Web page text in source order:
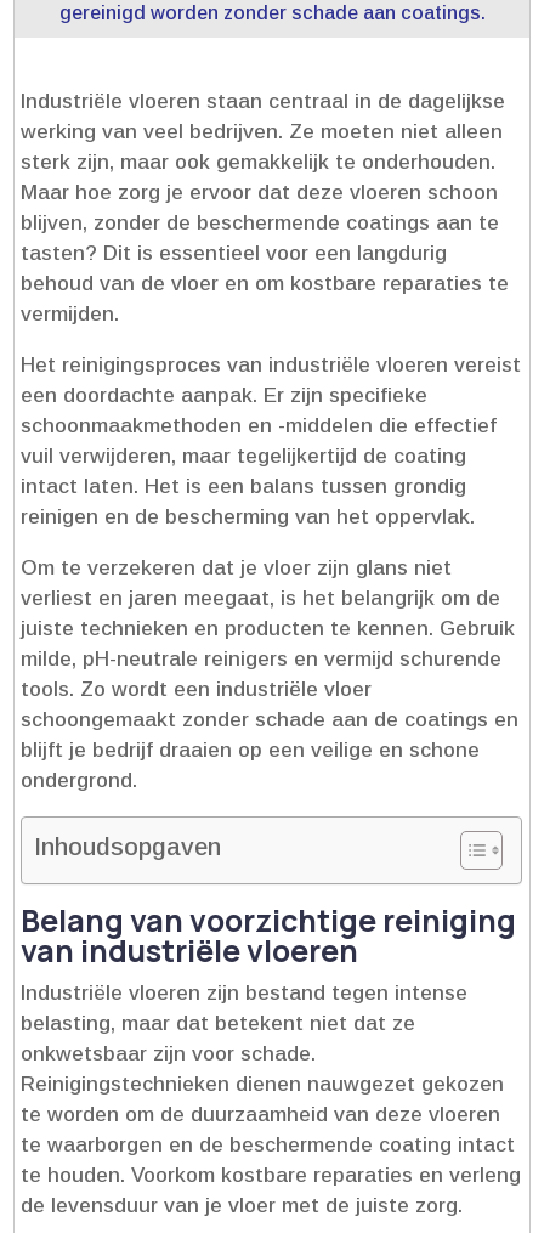
gereinigd worden zonder schade aan coatings.​
Industriële vloeren staan centraal in de dagelijkse
werking van veel bedrijven.​ Ze moeten niet alleen
sterk zijn, maar ook gemakkelijk te onderhouden.​
Maar hoe zorg je ervoor dat deze vloeren schoon
blijven, zonder de beschermende coatings aan te
tasten? Dit is essentieel voor een langdurig
behoud van de vloer en om kostbare reparaties te
vermijden.​
Het reinigingsproces van industriële vloeren vereist
een doordachte aanpak.​ Er zijn specifieke
schoonmaakmethoden en -middelen die effectief
vuil verwijderen, maar tegelijkertijd de coating
intact laten.​ Het is een balans tussen grondig
reinigen en de bescherming van het oppervlak.​
Om te verzekeren dat je vloer zijn glans niet
verliest en jaren meegaat, is het belangrijk om de
juiste technieken en producten te kennen.​ Gebruik
milde, pH-neutrale reinigers en vermijd schurende
tools.​ Zo wordt een industriële vloer
schoongemaakt zonder schade aan de coatings en
blijft je bedrijf draaien op een veilige en schone
ondergrond.​
Inhoudsopgaven
Belang van voorzichtige reiniging
van industriële vloeren
Industriële vloeren zijn bestand tegen intense
belasting, maar dat betekent niet dat ze
onkwetsbaar zijn voor schade.​
Reinigingstechnieken dienen nauwgezet gekozen
te worden om de duurzaamheid van deze vloeren
te waarborgen en de beschermende coating intact
te houden.​ Voorkom kostbare reparaties en verleng
de levensduur van je vloer met de juiste zorg.​